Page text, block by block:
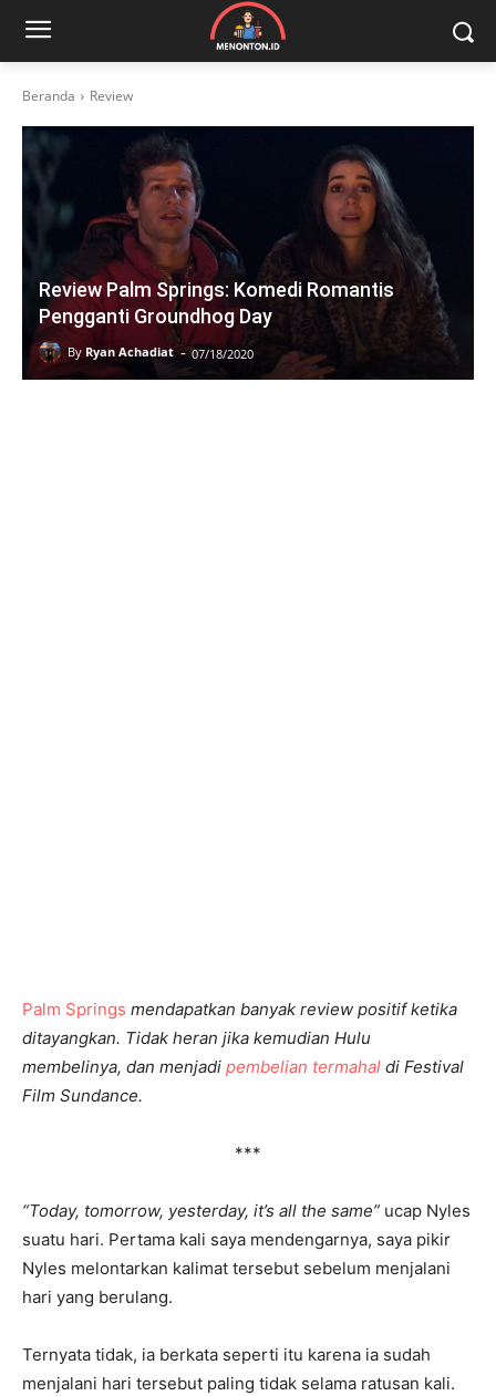
Beranda Review
Review Palm Springs: Komedi Romantis
Pengganti Groundhog Day
By Ryan Achadiat - 07/18/2020
Palm Springs mendapatkan banyak review positif ketika
ditayangkan. Tidak heran jika kemudian Hulu
membelinya, dan menjadi pembelian termahal di Festival
Film Sundance.
***
“Today, tomorrow, yesterday, it’s all the same” ucap Nyles
suatu hari. Pertama kali saya mendengarnya, saya pikir
Nyles melontarkan kalimat tersebut sebelum menjalani
hari yang berulang.
Ternyata tidak, ia berkata seperti itu karena ia sudah
menjalani hari tersebut paling tidak selama ratusan kali.